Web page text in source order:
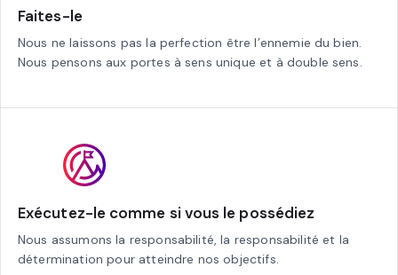
Faites-le
Nous ne laissons pas la perfection être l’ennemie du bien.
Nous pensons aux portes à sens unique et à double sens.
Exécutez-le comme si vous le possédiez
Nous assumons la responsabilité, la responsabilité et la
détermination pour atteindre nos objectifs.